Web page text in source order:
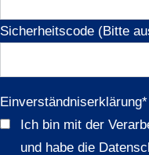
Sicherheitscode (Bitte
Einverständniserklärung*
Ich bin mit der
und habe die